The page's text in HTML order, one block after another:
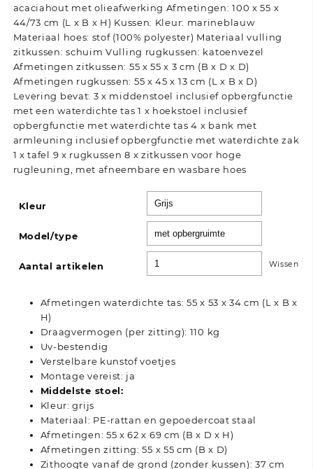
acaciahout met olieafwerking Afmetingen: 100 x 55 x
44/73 cm (L x B x H) Kussen: Kleur: marineblauw
Materiaal hoes: stof (100% polyester) Materiaal vulling
zitkussen: schuim Vulling rugkussen: katoenvezel
Afmetingen zitkussen: 55 x 55 x 3 cm (B x D x D)
Afmetingen rugkussen: 55 x 45 x 13 cm (L x B x D)
Levering bevat: 3 x middenstoel inclusief opbergfunctie
met een waterdichte tas 1 x hoekstoel inclusief
opbergfunctie met waterdichte tas 4 x bank met
armleuning inclusief opbergfunctie met waterdichte zak
1 x tafel 9 x rugkussen 8 x zitkussen voor hoge
rugleuning, met afneembare en wasbare hoes
Kleur
Model/type
Aantal artikelen Wissen
Afmetingen waterdichte tas: 55 x 53 x 34 cm (L x B x
H)
Draagvermogen (per zitting): 110 kg
Uv-bestendig
Verstelbare kunstof voetjes
Montage vereist: ja
Middelste stoel:
Kleur: grijs
Materiaal: PE-rattan en gepoedercoat staal
Afmetingen: 55 x 62 x 69 cm (B x D x H)
Afmetingen zitting: 55 x 55 cm (B x D)
Zithoogte vanaf de grond (zonder kussen): 37 cm